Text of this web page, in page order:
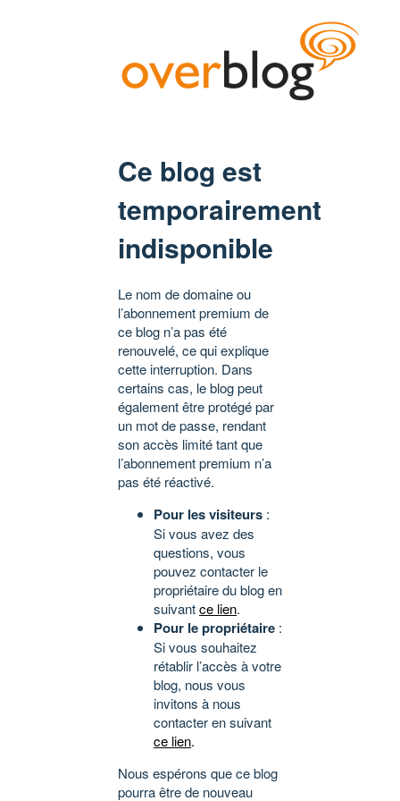
Ce blog est
temporairement
indisponible
Le nom de domaine ou
l’abonnement premium de
ce blog n’a pas été
renouvelé, ce qui explique
cette interruption. Dans
certains cas, le blog peut
également être protégé par
un mot de passe, rendant
son accès limité tant que
l’abonnement premium n’a
pas été réactivé.
Pour les visiteurs :
Si vous avez des
questions, vous
pouvez contacter le
propriétaire du blog en
suivantce lien.
Pour le propriétaire :
Si vous souhaitez
rétablir l’accès à votre
blog, nous vous
invitons à nous
contacter en suivant
ce lien.
Nous espérons que ce blog
pourra être de nouveau